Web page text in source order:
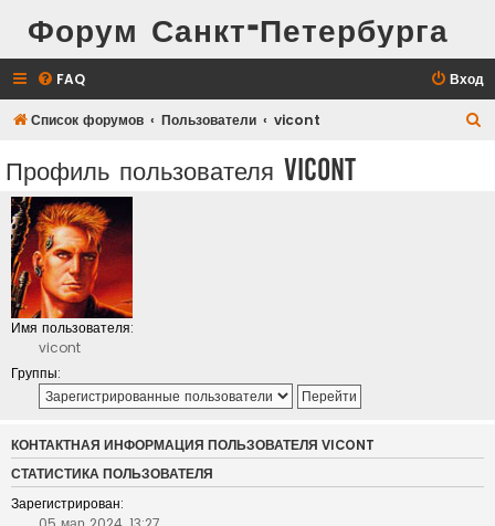
Форум Санкт-Петербурга
FAQ Вход
Список форумов Пользователи vicont
Профиль пользователя vicont
Имя пользователя:
vicont
Группы:
КОНТАКТНАЯ ИНФОРМАЦИЯ ПОЛЬЗОВАТЕЛЯ VICONT
СТАТИСТИКА ПОЛЬЗОВАТЕЛЯ
Зарегистрирован: